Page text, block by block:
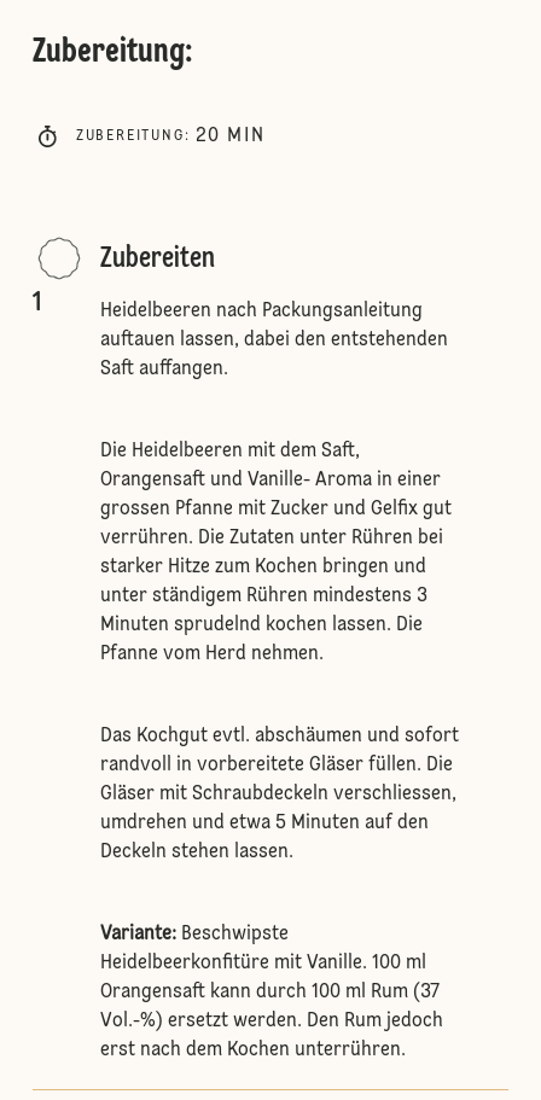
Zubereitung:
ZUBEREITUNG : 20 MIN
1
Zubereiten
Heidelbeeren nach Packungsanleitung
auftauen lassen, dabei den entstehenden
Saft auffangen.
Die Heidelbeeren mit dem Saft,
Orangensaft und Vanille- Aroma in einer
grossen Pfanne mit Zucker und Gelfix gut
verrühren. Die Zutaten unter Rühren bei
starker Hitze zum Kochen bringen und
unter ständigem Rühren mindestens 3
Minuten sprudelnd kochen lassen. Die
Pfanne vom Herd nehmen.
Das Kochgut evtl. abschäumen und sofort
randvoll in vorbereitete Gläser füllen. Die
Gläser mit Schraubdeckeln verschliessen,
umdrehen und etwa 5 Minuten auf den
Deckeln stehen lassen.
Variante:Beschwipste
Heidelbeerkonfitüre mit Vanille. 100 ml
Orangensaft kann durch 100 ml Rum (37
Vol.-%) ersetzt werden. Den Rum jedoch
erst nach dem Kochen unterrühren.